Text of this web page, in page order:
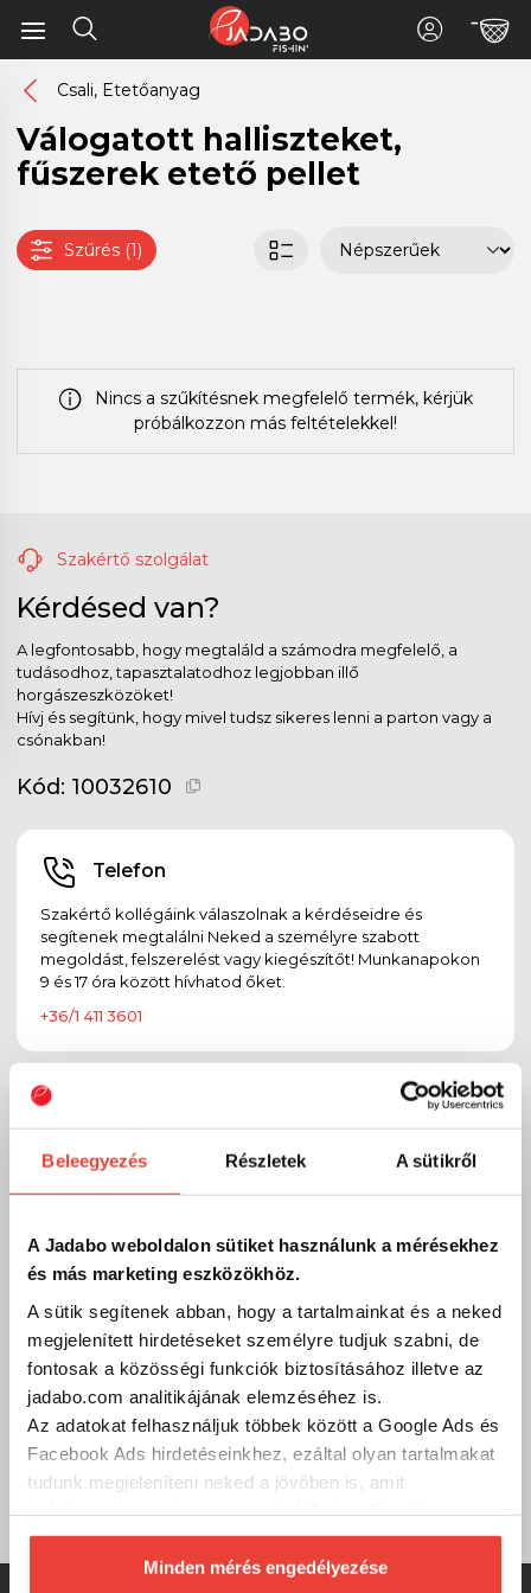
Beleegyezés Részletek A sütikről
A Jadabo weboldalon sütiket használunk a mérésekhez
és más marketing eszközökhöz.
A sütik segítenek abban, hogy a tartalmainkat és a neked
megjelenített hirdetéseket személyre tudjuk szabni, de
fontosak a közösségi funkciók biztosításához illetve az
jadabo.com analitikájának elemzéséhez is.
Az adatokat felhasználjuk többek között a Google Ads és
Facebook Ads hirdetéseinkhez, ezáltal olyan tartalmakat
tudunk megjeleníteni neked a jövőben is, amit
biztosításához arra kérünk, hogy engedd meg
számunkra minden mérés használatát.
Minden mérés engedélyezése
Csali, Etetőanyag
Válogatott halliszteket,
fűszerek etető pellet
Szűrés (1)
Nincs a szűkítésnek megfelelő termék, kérjük
próbálkozzon más feltételekkel!
Szakértő szolgálat
Kérdésed van?
A legfontosabb, hogy megtaláld a számodra megfelelő, a
tudásodhoz, tapasztalatodhoz legjobban illő
horgászeszközöket!
Hívj és segítünk, hogy mivel tudsz sikeres lenni a parton vagy a
csónakban!
Kód: 10032610
Telefon
Szakértő kollégáink válaszolnak a kérdéseidre és
segítenek megtalálni Neked a személyre szabott
megoldást, felszerelést vagy kiegészítőt! Munkanapokon
9 és 17 óra között hívhatod őket.
+36/1 411 3601
Ha bármilyen kérdésed, észrevételed, problémád vagy
visszahívunk!
Gyik
Összegyűjtöttük a legfontosabb kérdéseket és válaszokat
a weboldalról és a JADABO-ról. Böngészd őket kedved
szerint, ha esetleg nem találod, amit kerestél, hívj minket
vagy írj nekünk! Görbüljön!
Gyakran ismételt kérdések